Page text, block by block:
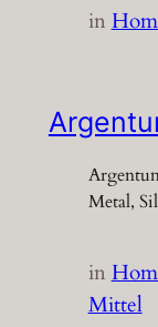
in
Metal,
in
Mittel